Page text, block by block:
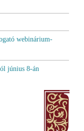
webinárium-
június 8-án